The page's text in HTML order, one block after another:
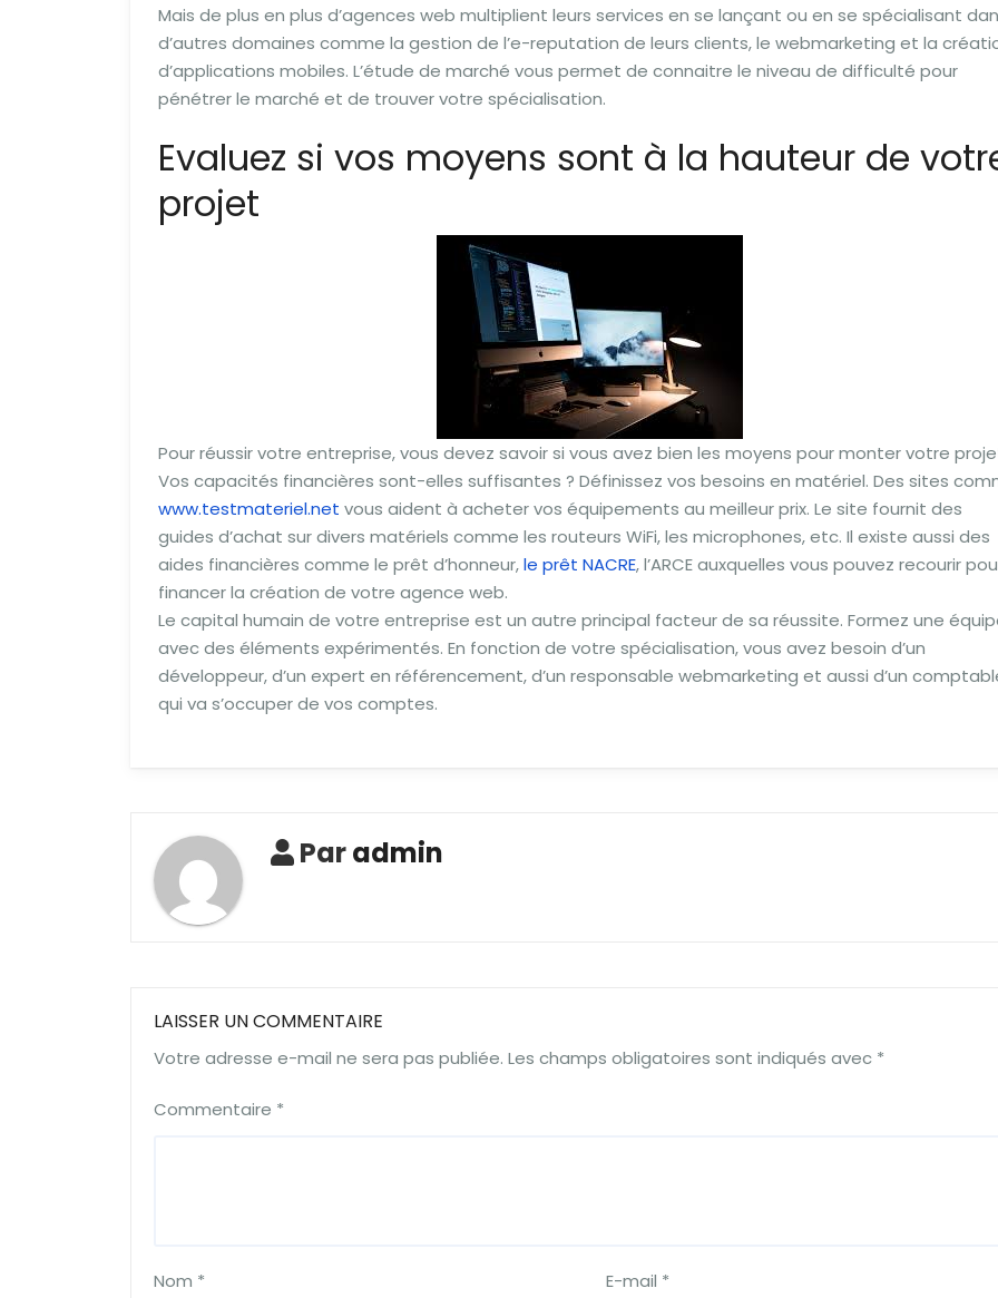
Mais de plus en plus d’agences web multiplient leurs services en se lançant ou en se spécialisant
d’autres domaines comme la gestion de l’e-reputation de leurs clients, le webmarketing et la
d’applications mobiles. L’étude de marché vous permet de connaitre le niveau de difficulté pour
pénétrer le marché et de trouver votre spécialisation.
Evaluez si vos moyens sont à la hauteur de
projet
Pour réussir votre entreprise, vous devez savoir si vous avez bien les moyens pour monter votre
Vos capacités financières sont-elles suffisantes ? Définissez vos besoins en matériel. Des sites
www.testmateriel.net vous aident à acheter vos équipements au meilleur prix. Le site fournit des
guides d’achat sur divers matériels comme les routeurs WiFi, les microphones, etc. Il existe aussi des
aides financières comme le prêt d’honneur,le prêt NACRE, l’ARCE auxquelles vous pouvez recourir
financer la création de votre agence web.
Le capital humain de votre entreprise est un autre principal facteur de sa réussite. Formez une
avec des éléments expérimentés. En fonction de votre spécialisation, vous avez besoin d’un
développeur, d’un expert en référencement, d’un responsable webmarketing et aussi d’un
qui va s’occuper de vos comptes.
Paradmin
LAISSER UN COMMENTAIRE
Votre adresse e-mail ne sera pas publiée. Les champs obligatoires sont indiqués avec *
Commentaire *
Nom * E-mail *